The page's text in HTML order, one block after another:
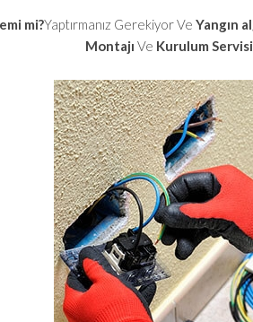
mi?Yaptırmanız Gerekiyor Ve Yangın
Montajı Ve Kurulum Servisi